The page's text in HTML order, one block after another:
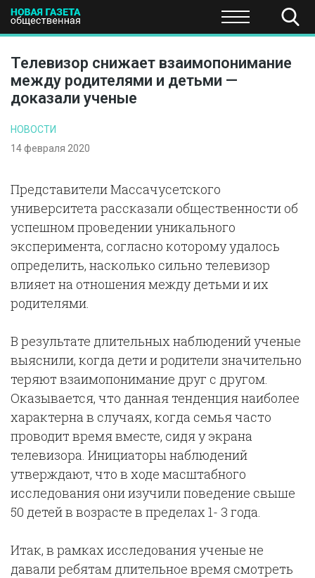
ПОЛИТИКА ЭКОНОМИКА НАУКА И
Телевизор снижает взаимопонимание
между родителями и детьми —
доказали ученые
НОВОСТИ
14 февраля 2020
Представители Массачусетского
университета рассказали общественности об
успешном проведении уникального
эксперимента, согласно которому удалось
определить, насколько сильно телевизор
влияет на отношения между детьми и их
родителями.
В результате длительных наблюдений ученые
выяснили, когда дети и родители значительно
теряют взаимопонимание друг с другом.
Оказывается, что данная тенденция наиболее
характерна в случаях, когда семья часто
проводит время вместе, сидя у экрана
телевизора. Инициаторы наблюдений
утверждают, что в ходе масштабного
исследования они изучили поведение свыше
50 детей в возрасте в пределах 1- 3 года.
Итак, в рамках исследования ученые не
давали ребятам длительное время смотреть